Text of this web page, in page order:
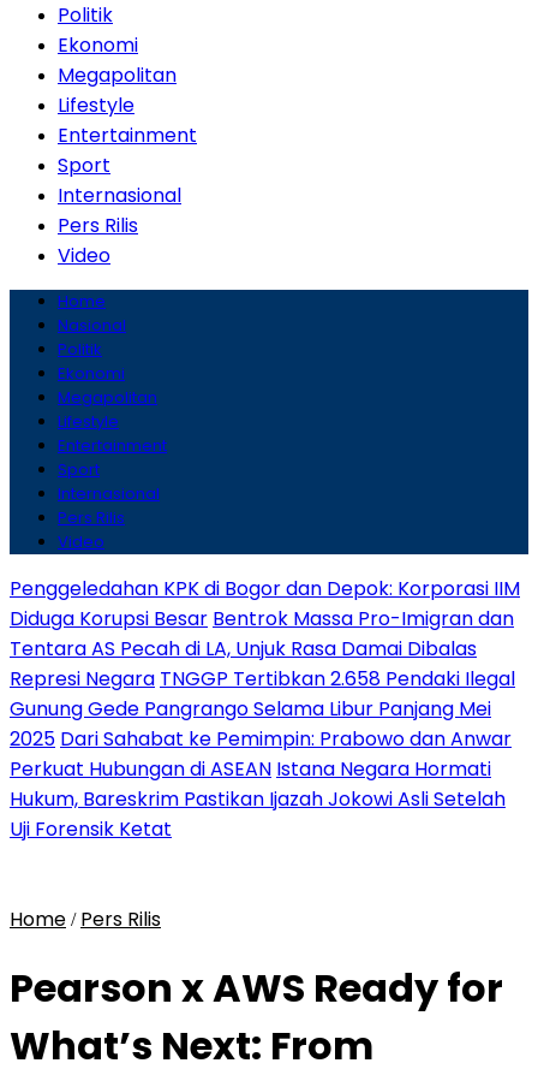
Politik
Ekonomi
Megapolitan
Lifestyle
Entertainment
Sport
Internasional
Pers Rilis
Video
Home
Nasional
Politik
Ekonomi
Megapolitan
Lifestyle
Entertainment
Sport
Internasional
Pers Rilis
Video
Penggeledahan KPK di Bogor dan Depok: Korporasi IIM
Diduga Korupsi Besar Bentrok Massa Pro-Imigran dan
Tentara AS Pecah di LA, Unjuk Rasa Damai Dibalas
Represi Negara TNGGP Tertibkan 2.658 Pendaki Ilegal
Gunung Gede Pangrango Selama Libur Panjang Mei
2025 Dari Sahabat ke Pemimpin: Prabowo dan Anwar
Perkuat Hubungan di ASEAN Istana Negara Hormati
Hukum, Bareskrim Pastikan Ijazah Jokowi Asli Setelah
Uji Forensik Ketat
Home / Pers Rilis
Pearson x AWS Ready for
What’s Next: From